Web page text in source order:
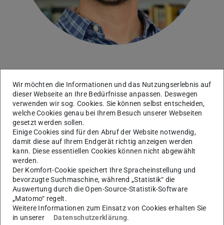
Computational Electromagnetics
Arbeitsgebiet(e)
Gekoppelte multiphysikalische Simulation,
Computer Aided Design und Simulation
Algorithmen für Hochleistungsrechner,
Digitale
Zwillinge, Unsicherheitsanalysen
Kontakt
sebastian.schoeps@tu-...
+49 6151 16-24409
+49 6151 16-24027
Wir möchten die Informationen und das Nutzungserlebnis auf
dieser Webseite an Ihre Bedürfnisse anpassen. Deswegen
verwenden wir sog. Cookies. Sie können selbst entscheiden,
welche Cookies genau bei Ihrem Besuch unserer Webseiten
gesetzt werden sollen.
Einige Cookies sind für den Abruf der Website notwendig,
damit diese auf Ihrem Endgerät richtig anzeigen werden
kann. Diese essentiellen Cookies können nicht abgewählt
werden.
Der Komfort-Cookie speichert Ihre Spracheinstellung und
bevorzugte Suchmaschine, während „Statistik“ die
Auswertung durch die Open-Source-Statistik-Software
„Matomo“ regelt.
Weitere Informationen zum Einsatz von Cookies erhalten Sie
in unserer
Datenschutzerklärung.